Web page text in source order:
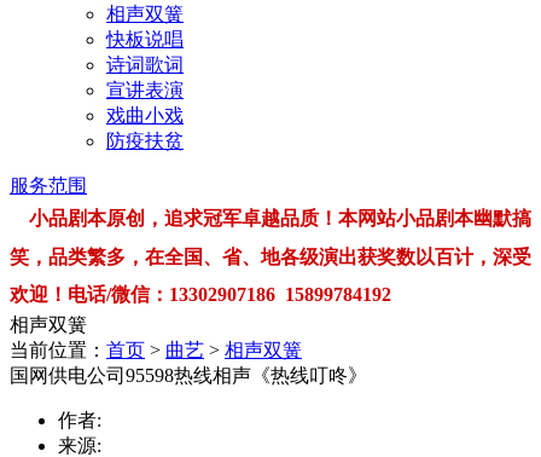
相声双簧
快板说唱
诗词歌词
宣讲表演
戏曲小戏
防疫扶贫
服务范围
小品剧本原创，追求冠军卓越品质！本网站小品剧本幽默搞
笑，品类繁多，在全国、省、地各级演出获奖数以百计，深受
欢迎！电话/微信：13302907186 15899784192
相声双簧
当前位置： 首页 > 曲艺 > 相声双簧
国网供电公司95598热线相声《热线叮咚》
作者:
来源: